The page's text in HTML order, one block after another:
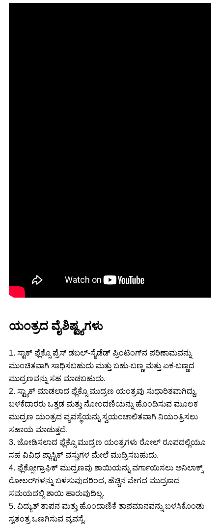
ಯಂತ್ರದ ವೈಶಿಷ್ಟ್ಯಗಳು
1. ಸ್ಟಾಕ್ ಫ್ಲೆಕ್ಸೊ ಪ್ರೆಸ್ ಡಬಲ್-ಸೈಡೆಡ್ ಪ್ರಿಂಟಿಂಗ್‌ನ ಪರಿಣಾಮವನ್ನು
ಮುಂಚಿತವಾಗಿ ಸಾಧಿಸಬಹುದು ಮತ್ತು ಬಹು-ಬಣ್ಣ ಮತ್ತು ಏಕ-ಬಣ್ಣದ
ಮುದ್ರಣವನ್ನು ಸಹ ಮಾಡಬಹುದು.
2. ಸ್ಟ್ಯಾಕ್ ಮಾಡಲಾದ ಫ್ಲೆಕ್ಸೊ ಮುದ್ರಣ ಯಂತ್ರವು ಸುಧಾರಿತವಾಗಿದ್ದು,
ಬಳಕೆದಾರರು ಒತ್ತಡ ಮತ್ತು ನೋಂದಣಿಯನ್ನು ಹೊಂದಿಸುವ ಮೂಲಕ
ಮುದ್ರಣ ಯಂತ್ರದ ವ್ಯವಸ್ಥೆಯನ್ನು ಸ್ವಯಂಚಾಲಿತವಾಗಿ ನಿಯಂತ್ರಿಸಲು
ಸಹಾಯ ಮಾಡುತ್ತದೆ.
3. ಜೋಡಿಸಲಾದ ಫ್ಲೆಕ್ಸೊ ಮುದ್ರಣ ಯಂತ್ರಗಳು ರೋಲ್ ರೂಪದಲ್ಲಿಯೂ
ಸಹ ವಿವಿಧ ಪ್ಲಾಸ್ಟಿಕ್ ವಸ್ತುಗಳ ಮೇಲೆ ಮುದ್ರಿಸಬಹುದು.
4. ಫ್ಲೆಕ್ಸೋಗ್ರಾಫಿಕ್ ಮುದ್ರಣವು ಶಾಯಿಯನ್ನು ವರ್ಗಾಯಿಸಲು ಅನಿಲಾಕ್ಸ್
ರೋಲರ್‌ಗಳನ್ನು ಬಳಸುವುದರಿಂದ, ಹೆಚ್ಚಿನ ವೇಗದ ಮುದ್ರಣದ
ಸಮಯದಲ್ಲಿ ಶಾಯಿ ಹಾರುವುದಿಲ್ಲ.
5. ವಿದ್ಯುತ್ ತಾಪನ ಮತ್ತು ಹೊಂದಾಣಿಕೆ ತಾಪಮಾನವನ್ನು ಬಳಸಿಕೊಂಡು
ಸ್ವತಂತ್ರ ಒಣಗಿಸುವ ವ್ಯವಸ್ಥೆ.